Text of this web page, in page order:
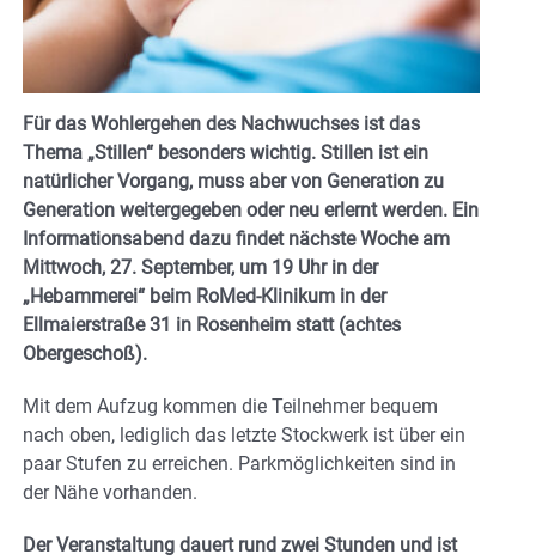
Für das Wohlergehen des Nachwuchses ist das
Thema „Stillen“ besonders wichtig. Stillen ist ein
natürlicher Vorgang, muss aber von Generation zu
Generation weitergegeben oder neu erlernt werden. Ein
Informationsabend dazu findet nächste Woche am
Mittwoch, 27. September, um 19 Uhr in der
„Hebammerei“ beim RoMed-Klinikum in der
Ellmaierstraße 31 in Rosenheim statt (achtes
Obergeschoß).
Mit dem Aufzug kommen die Teilnehmer bequem
nach oben, lediglich das letzte Stockwerk ist über ein
paar Stufen zu erreichen. Parkmöglichkeiten sind in
der Nähe vorhanden.
Der Veranstaltung dauert rund zwei Stunden und ist